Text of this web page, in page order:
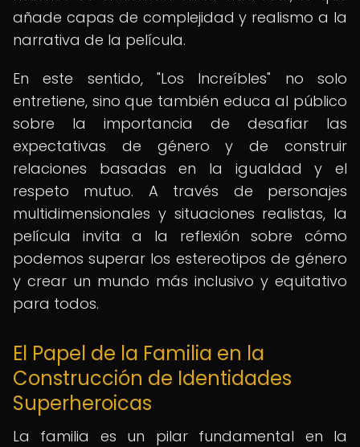
añade capas de complejidad y realismo a la
narrativa de la película.
En este sentido, "Los Increíbles" no solo
entretiene, sino que también educa al público
sobre la importancia de desafiar las
expectativas de género y de construir
relaciones basadas en la igualdad y el
respeto mutuo. A través de personajes
multidimensionales y situaciones realistas, la
película invita a la reflexión sobre cómo
podemos superar los estereotipos de género
y crear un mundo más inclusivo y equitativo
para todos.
El Papel de la Familia en la
Construcción de Identidades
Superheroicas
La familia es un pilar fundamental en la